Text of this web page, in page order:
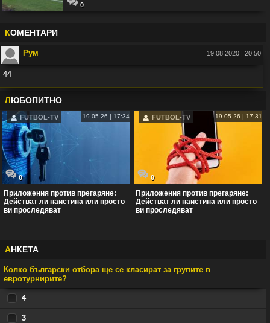
0
КОМЕНТАРИ
Рум 19.08.2020 | 20:50
44
Във: Рио Фърдинанд: Джуд Белингам ще спечели Златната топка
ЛЮБОПИТНО
FUTBOL-TV 19.05.26 | 17:34
0
Приложения против прегаряне:
Действат ли наистина или просто
ви проследяват
FUTBOL-TV 19.05.26 | 17:31
0
Приложения против прегаряне:
Действат ли наистина или просто
ви проследяват
АНКЕТА
Колко български отбора ще се класират за групите в
евротурнирите?
4
3